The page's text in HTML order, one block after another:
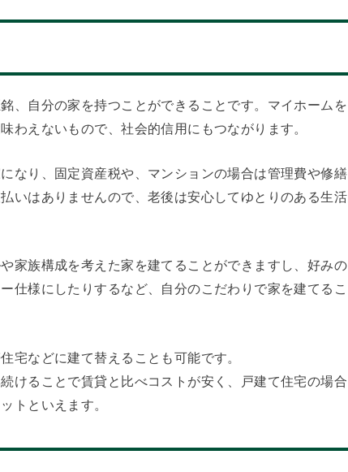
、自分の家を持つことができることです。マイホームを
わえないもので、社会的信用にもつながります。
なり、固定資産税や、マンションの場合は管理費や修繕
いはありませんので、老後は安心してゆとりのある生活
家族構成を考えた家を建てることができますし、好みの
仕様にしたりするなど、自分のこだわりで家を建てるこ
宅などに建て替えることも可能です。
けることで賃貸と比べコストが安く、戸建て住宅の場合
トといえます。